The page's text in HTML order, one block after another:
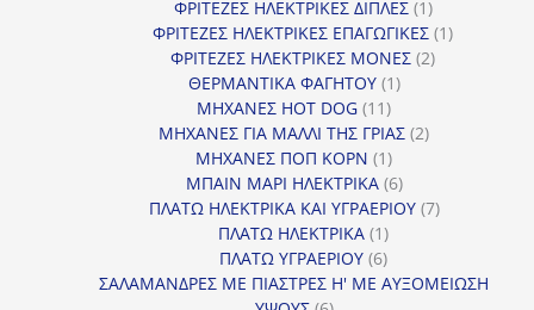
προϊόν
ΦΡΙΤΕΖΕΣ ΗΛΕΚΤΡΙΚΕΣ ΔΙΠΛΕΣ 11
προϊόν
ΦΡΙΤΕΖΕΣ ΗΛΕΚΤΡΙΚΕΣ ΕΠΑΓΩΓΙΚΕΣ 11
ΦΡΙΤΕΖΕΣ ΗΛΕΚΤΡΙΚΕΣ ΜΟΝΕΣ 22
ΘΕΡΜΑΝΤΙΚΑ ΦΑΓΗΤΟΥ 11
ΜΗΧΑΝΕΣ HOT DOG 1111
προϊόντα
ΜΗΧΑΝΕΣ ΓΙΑ ΜΑΛΛΙ ΤΗΣ ΓΡΙΑΣ 22
ΜΗΧΑΝΕΣ ΠΟΠ ΚΟΡΝ 11
προϊόν
ΜΠΑΙΝ ΜΑΡΙ ΗΛΕΚΤΡΙΚΑ 66
προϊόντα
ΠΛΑΤΩ ΗΛΕΚΤΡΙΚΑ ΚΑΙ ΥΓΡΑΕΡΙΟΥ 77
ΠΛΑΤΩ ΗΛΕΚΤΡΙΚΑ 11
προϊόν
ΠΛΑΤΩ ΥΓΡΑΕΡΙΟΥ 66
προϊόντα
ΣΑΛΑΜΑΝΔΡΕΣ ΜΕ ΠΙΑΣΤΡΕΣ Η' ΜΕ ΑΥΞΟΜΕΙΩΣΗ